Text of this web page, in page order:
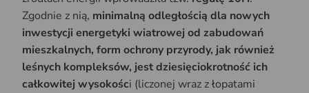
Zgodnie z nią, minimalną odległością dla nowych
inwestycji energetyki wiatrowej od zabudowań
mieszkalnych, form ochrony przyrody, jak również
leśnych kompleksów, jest dziesięciokrotność ich
całkowitej wysokości (liczonej wraz z łopatami